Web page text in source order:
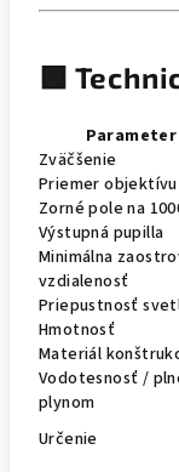
🟩
Parameter
Zväčšenie
Priemer objektívu
Zorné pole na
Výstupná pupilla
Minimálna
vzdialenosť
Priepustnosť
Hmotnosť
Materiál
Vodotesnosť /
plynom
Určenie